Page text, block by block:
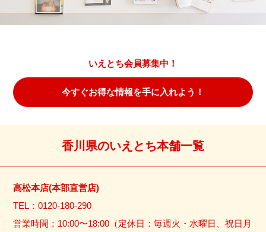
いえとち会員募集中！
今すぐお得な情報を手に入れよう！
香川県のいえとち本舗一覧
高松本店(本部直営店)
TEL：0120-180-290
営業時間：10:00〜18:00（定休日：毎週火・水曜日、祝日月